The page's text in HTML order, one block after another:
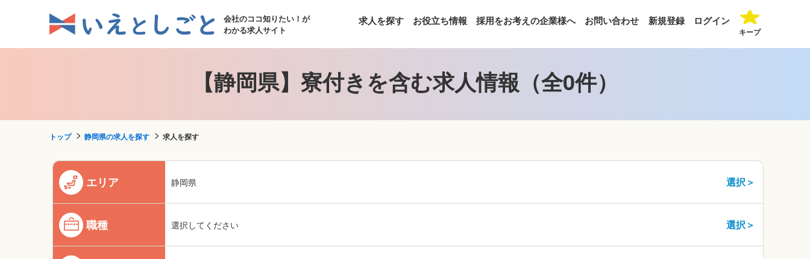
会社のココ知りたい！が
わかる求人サイト
求人を探す お役立ち情報 採用をお考えの企業様へ お問い合わせ 新規登録 ログイン
キープ
【静岡県】寮付きを含む求人情報（全0件）
トップ 静岡県の求人を探す 求人を探す
エリア 静岡県 選択＞
職種 選択してください 選択＞